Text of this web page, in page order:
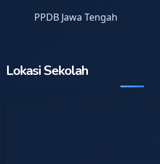
PPDB Jawa Tengah
Lokasi Sekolah